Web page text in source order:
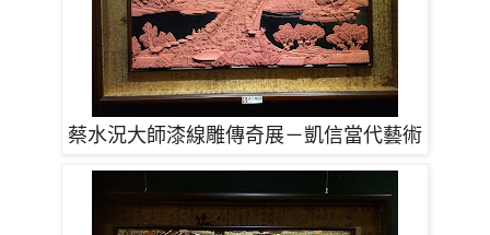
蔡水況大師漆線雕傳奇展－凱信當代藝術